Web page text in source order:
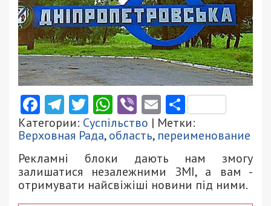
Facebook
Telegram
Twitter
WhatsApp
ViberEmail
Категории: Суспільство | Метки:
Верховная Рада,область, переименование
Рекламні блоки дають нам змогу
залишатися незалежними ЗМІ, а вам -
отримувати найсвіжіші новини під ними.